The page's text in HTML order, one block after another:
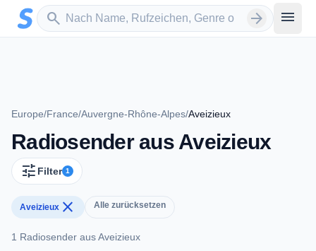
Zum Hauptinhalt springen
search
Sender suchen arrow_forward menu
Europe/France/Auvergne-Rhône-Alpes/Aveizieux
Radiosender aus Aveizieux
tune Filter 1
Aveizieux close Alle zurücksetzen
1 Radiosender aus Aveizieux